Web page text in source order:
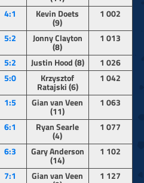
4:1 Kevin Doets
(9)
1 002
5:2 Jonny Clayton
(8)
1 013
5:2 Justin Hood (8)
1 026
5:0 Krzysztof
Ratajski (6)
1 042
1:5 Gian van Veen
(11)
1 063
6:1 Ryan Searle
(4)
1 077
6:3 Gary Anderson
(14)
1 102
7:1 Gian van Veen 1 127